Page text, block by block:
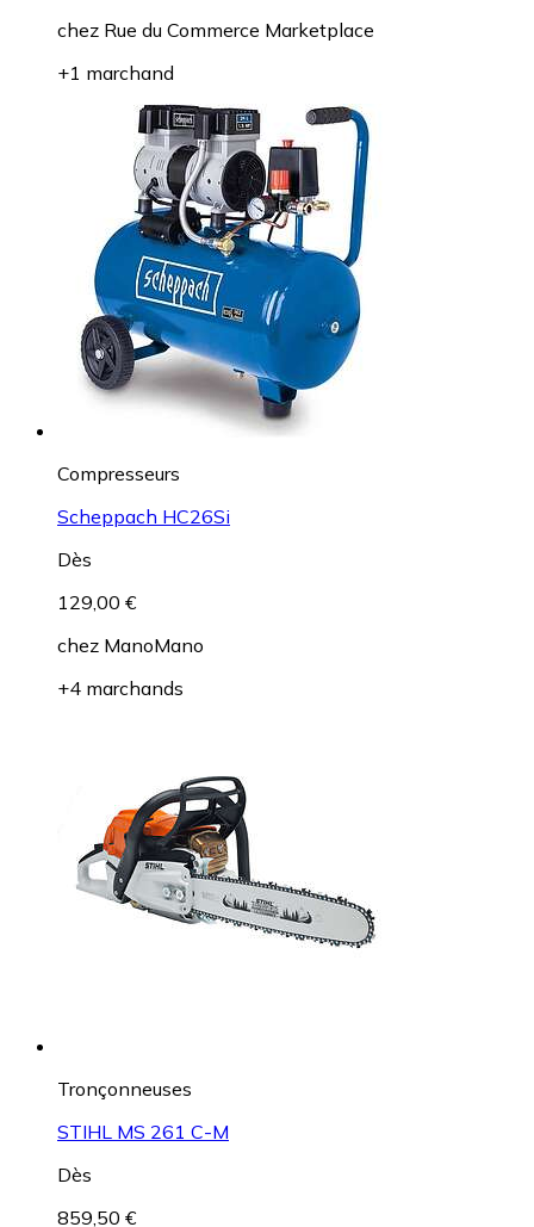
chez Rue du Commerce Marketplace
+1 marchand
Compresseurs
Scheppach HC26Si
Dès
129,00 €
chez ManoMano
+4 marchands
Tronçonneuses
STIHL MS 261 C-M
Dès
859,50 €